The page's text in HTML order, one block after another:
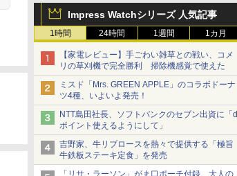
Impress Watchシリーズ 人気記事
1時間 24時間 1週間 1カ月
【家電レビュー】手ごわい雑草との戦い、コメ
リの草刈機で完全勝利 掃除機感覚で使えた
ミスド「Mrs. GREEN APPLE」のコラボドーナ
ツ4種、いよいよ発売！
NTT島田社長、ソフトバンクのセブン出資に「d
ポイント使えるようにして」
吉野家、牛リブロースを熱々で提供する「極旨
牛鉄板ステーキ定食」を発売
「リサ・ラーソン」がま口ポーチ付録、大人の